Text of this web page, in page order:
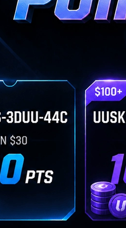
りのCS2スキンと交換できます！